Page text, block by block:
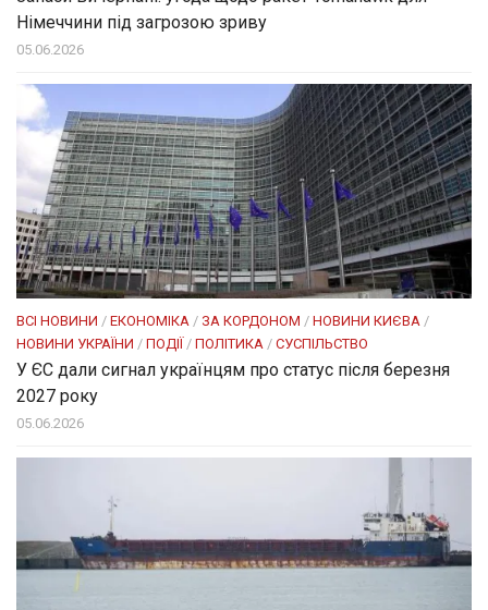
Німеччини під загрозою зриву
05.06.2026
ВСІ НОВИНИ / ЕКОНОМІКА / ЗА КОРДОНОМ / НОВИНИ КИЄВА /
НОВИНИ УКРАЇНИ / ПОДІЇ/ ПОЛІТИКА / СУСПІЛЬСТВО
У ЄС дали сигнал українцям про статус після березня
2027 року
05.06.2026